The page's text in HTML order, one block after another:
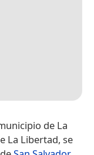
de La
La Libertad, se